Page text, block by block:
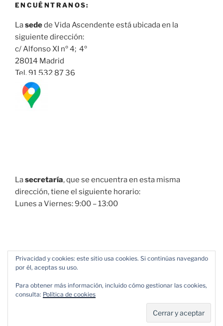
ENCUÉNTRANOS:
Lasedede Vida Ascendente está ubicada en la
siguiente dirección:
c/ Alfonso XI nº 4; 4º
28014 Madrid
Tel. 91 532 87 36
Lasecretaría, que se encuentra en esta misma
dirección, tiene el siguiente horario:
Lunes a Viernes: 9:00 – 13:00
Funciona gracias a WordPress
Privacidad y cookies: este sitio usa cookies. Si continúas navegando
por él, aceptas su uso.
Para obtener más información, incluido cómo gestionar las cookies,
consulta: Política de cookies